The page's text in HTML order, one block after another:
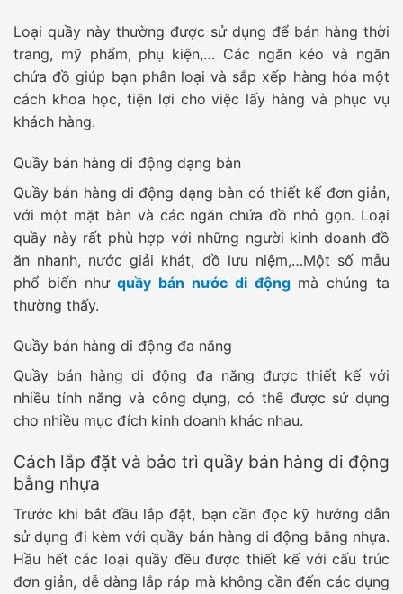
Loại quầy này thường được sử dụng để bán hàng thời
trang, mỹ phẩm, phụ kiện,… Các ngăn kéo và ngăn
chứa đồ giúp bạn phân loại và sắp xếp hàng hóa một
cách khoa học, tiện lợi cho việc lấy hàng và phục vụ
khách hàng.
Quầy bán hàng di động dạng bàn
Quầy bán hàng di động dạng bàn có thiết kế đơn giản,
với một mặt bàn và các ngăn chứa đồ nhỏ gọn. Loại
quầy này rất phù hợp với những người kinh doanh đồ
ăn nhanh, nước giải khát, đồ lưu niệm,…Một số mẫu
phổ biến nhưquầy bán nước di độngmà chúng ta
thường thấy.
Quầy bán hàng di động đa năng
Quầy bán hàng di động đa năng được thiết kế với
nhiều tính năng và công dụng, có thể được sử dụng
cho nhiều mục đích kinh doanh khác nhau.
Cách lắp đặt và bảo trì quầy bán hàng di động
bằng nhựa
Trước khi bắt đầu lắp đặt, bạn cần đọc kỹ hướng dẫn
sử dụng đi kèm với quầy bán hàng di động bằng nhựa.
Hầu hết các loại quầy đều được thiết kế với cấu trúc
đơn giản, dễ dàng lắp ráp mà không cần đến các dụng